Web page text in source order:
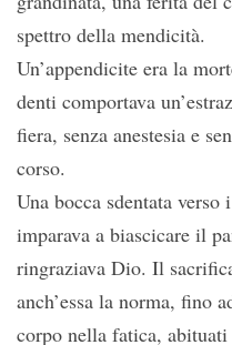
spettro della mendicità.
Un’appendicite era la
denti comportava
fiera, senza anestesia e
corso.
Una bocca sdentata
imparava a biascicare il
ringraziava Dio. Il
anch’essa la norma, fino
corpo nella fatica,